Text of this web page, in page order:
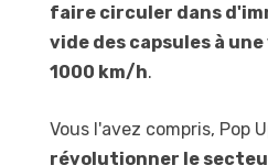
faire circuler dans
vide des capsules à
1000 km/h.
Vous l'avez compris, Pop
révolutionner le